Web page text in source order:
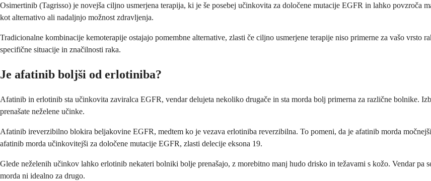
Osimertinib (Tagrisso) je novejša ciljno usmerjena terapija, ki je še posebej učinkovita za določene mutacije EGFR in lahko
kot alternativo ali nadaljnjo možnost zdravljenja.
Tradicionalne kombinacije kemoterapije ostajajo pomembne alternative, zlasti če ciljno usmerjene terapije niso primerne za vašo vrsto
specifične situacije in značilnosti raka.
Je afatinib boljši od erlotiniba?
Afatinib in erlotinib sta učinkovita zaviralca EGFR, vendar delujeta nekoliko drugače in sta morda bolj primerna za različne bolnike.
prenašate neželene učinke.
Afatinib ireverzibilno blokira beljakovine EGFR, medtem ko je vezava erlotiniba reverzibilna. To pomeni, da je afatinib morda
afatinib morda učinkovitejši za določene mutacije EGFR, zlasti delecije eksona 19.
Glede neželenih učinkov lahko erlotinib nekateri bolniki bolje prenašajo, z morebitno manj hudo drisko in težavami s kožo. Vendar pa
morda ni idealno za drugo.